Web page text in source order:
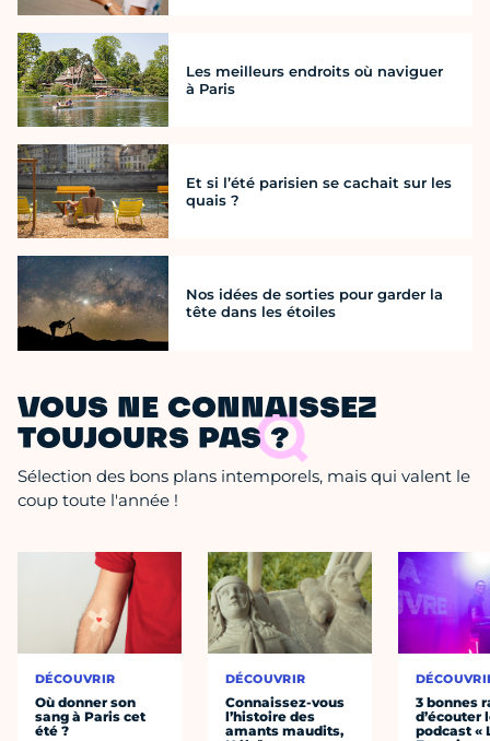
Les meilleurs endroits où naviguer
à Paris
Et si l’été parisien se cachait sur les
quais ?
Nos idées de sorties pour garder la
tête dans les étoiles
VOUS NE CONNAISSEZ
TOUJOURS PAS ?
Sélection des bons plans intemporels, mais qui valent le
coup toute l'année !
DÉCOUVRIR
Où donner son
sang à Paris cet
été ?
DÉCOUVRIR
Connaissez-vous
l’histoire des
amants maudits,
3 bonnes
d’écouter
podcast «